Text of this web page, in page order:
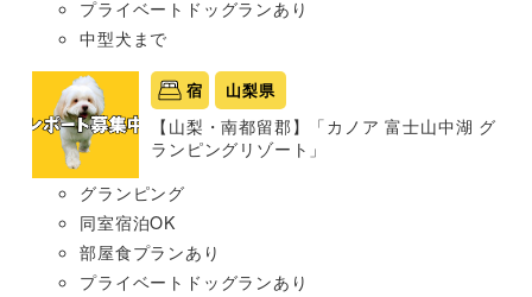
プライベートドッグランあり
中型犬まで
宿 山梨県
【山梨・南都留郡】「カノア 富士山中湖 グ
ランピングリゾート」
グランピング
同室宿泊OK
部屋食プランあり
プライベートドッグランあり